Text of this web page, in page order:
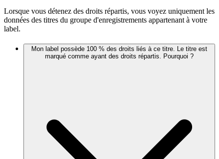
Lorsque vous détenez des droits répartis, vous voyez uniquement les
données des titres du groupe d'enregistrements appartenant à votre
label.
Mon label possède 100 % des droits liés à ce titre. Le titre est
marqué comme ayant des droits répartis. Pourquoi ?